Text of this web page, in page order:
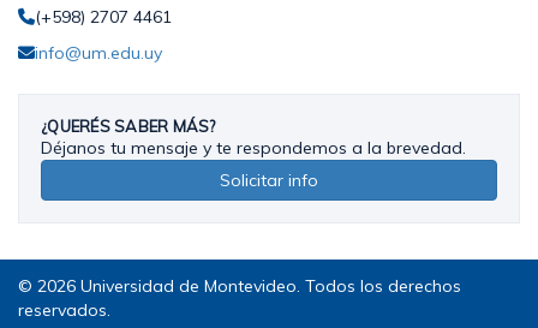
(+598) 2707 4461
info@um.edu.uy
¿QUERÉS SABER MÁS?
Déjanos tu mensaje y te respondemos a la brevedad.
Solicitar info
© 2026 Universidad de Montevideo. Todos los derechos
reservados.